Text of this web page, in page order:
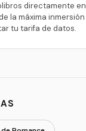
directamente en
la máxima inmersión
tu tarifa de datos.